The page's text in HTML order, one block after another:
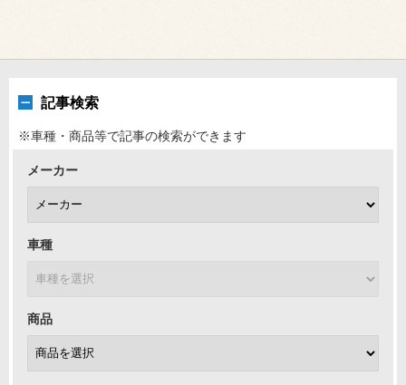
記事検索
※車種・商品等で記事の検索ができます
メーカー
車種
商品